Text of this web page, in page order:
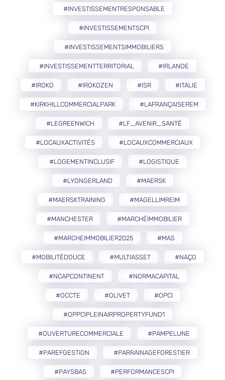
#INVESTISSEMENTRESPONSABLE
#INVESTISSEMENTSCPI
#INVESTISSEMENTSIMMOBILIERS
#INVESTISSEMENTTERRITORIAL #IRLANDE
#IROKO #IROKOZEN #ISR #ITALIE
#KIRKHILLCOMMERCIALPARK #LAFRANÇAISEREM
#LEGREENWICH #LF_AVENIR_SANTÉ
#LOCAUXACTIVITÉS #LOCAUXCOMMERCIAUX
#LOGEMENTINCLUSIF #LOGISTIQUE
#LYONGERLAND #MAERSK
#MAERSKTRAINING #MAGELLIMREIM
#MANCHESTER #MARCHÉIMMOBILIER
#MARCHEIMMOBILIER2025 #MAS
#MOBILITÉDOUCE #MULTIASSET #NAÇO
#NCAPCONTINENT #NORMACAPITAL
#OCCTE #OLIVET #OPCI
#OPPCIPLEINAIRPROPERTYFUND1
#OUVERTURECOMMERCIALE #PAMPELUNE
#PAREFGESTION #PARRAINAGEFORESTIER
#PAYSBAS #PERFORMANCESCPI